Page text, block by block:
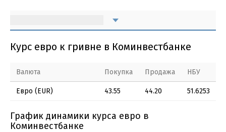
Курс евро к гривне в Коминвестбанке
Валюта Покупка Продажа НБУ
Евро (EUR) 43.55 44.20 51.6253
График динамики курса евро в
Коминвестбанке